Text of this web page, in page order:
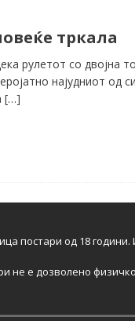
тркала
рулетот со двојна
најудниот од
[…]
постари од 18
не е дозволено